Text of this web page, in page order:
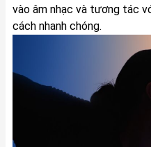
vào âm nhạc và tương tác
cách nhanh chóng.